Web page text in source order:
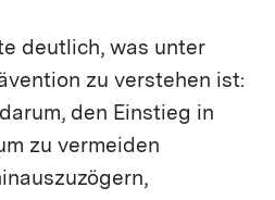
deutlich, was unter
zu verstehen ist:
den Einstieg in
zu vermeiden